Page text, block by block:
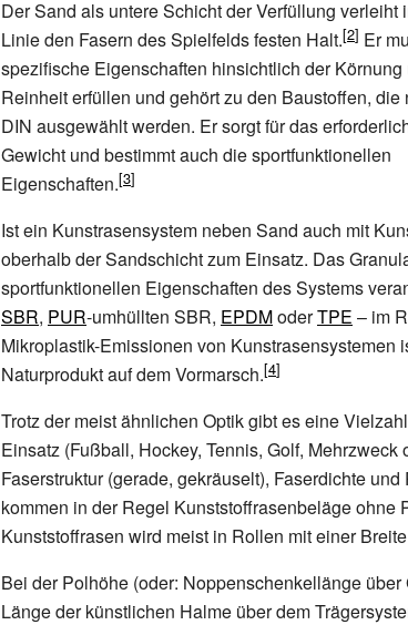
Der Sand als untere Schicht der Verfüllung verleiht
Linie den Fasern des Spielfelds festen Halt.
Er
spezifische Eigenschaften hinsichtlich der Körnung
Reinheit erfüllen und gehört zu den Baustoffen, die
DIN ausgewählt werden. Er sorgt für das
Gewicht und bestimmt auch die sportfunktionellen
Eigenschaften.
Ist ein Kunstrasensystem neben Sand auch mit
oberhalb der Sandschicht zum Einsatz. Das
sportfunktionellen Eigenschaften des Systems
SBR, PUR-umhüllten SBR, EPDModerTPE – im
Mikroplastik-Emissionen von Kunstrasensystemen
Naturprodukt auf dem Vormarsch.
Trotz der meist ähnlichen Optik gibt es eine
Einsatz (Fußball, Hockey, Tennis, Golf,
Faserstruktur (gerade, gekräuselt), Faserdichte
kommen in der Regel Kunststoffrasenbeläge ohne
Kunststoffrasen wird meist in Rollen mit einer
Bei der Polhöhe (oder: Noppenschenkellänge
Länge der künstlichen Halme über dem